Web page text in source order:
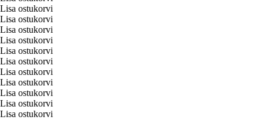
Lisa ostukorvi
Lisa ostukorvi
Lisa ostukorvi
Lisa ostukorvi
Lisa ostukorvi
Lisa ostukorvi
Lisa ostukorvi
Lisa ostukorvi
Lisa ostukorvi
Lisa ostukorvi
Lisa ostukorvi